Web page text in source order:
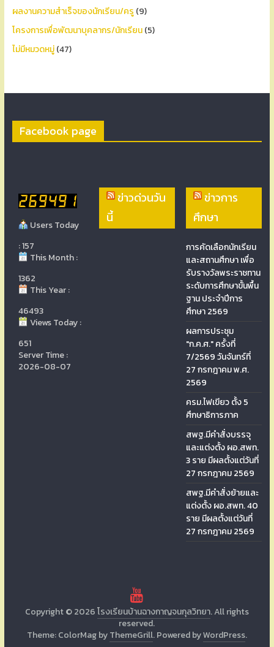
ผลงานความสำเร็จของนักเรียน/ครู (9)
โครงการเพื่อพัฒนาบุคลากร/นักเรียน(5)
ไม่มีหมวดหมู่(47)
Facebook page
Users Today
: 157
This Month :
1362
This Year :
46493
Views Today :
651
Server Time :
2026-08-07
ข่าวด่วนวัน
นี้
ข่าวการ
ศึกษา
การคัดเลือกนักเรียน
และสถานศึกษา เพื่อ
รับรางวัลพระราชทาน
ระดับการศึกษาขั้นพื้น
ฐาน ประจำปีการ
ศึกษา 2569
ผลการประชุม
"ก.ค.ศ." ครั้งที่
7/2569 วันจันทร์ที่
27 กรกฎาคม พ.ศ.
2569
ครม.ไฟเขียว ตั้ง 5
ศึกษาธิการภาค
สพฐ.มีคำสั่งบรรจุ
และแต่งตั้ง ผอ.สพท.
3 ราย มีผลตั้งแต่วันที่
27 กรกฎาคม 2569
สพฐ.มีคำสั่งย้ายและ
แต่งตั้ง ผอ.สพท. 40
ราย มีผลตั้งแต่วันที่
27 กรกฎาคม 2569
Copyright © 2026โรงเรียนบ้านฉางกาญจนกุลวิทยา. All rights
reserved.
Theme: ColorMag byThemeGrill. Powered byWordPress.